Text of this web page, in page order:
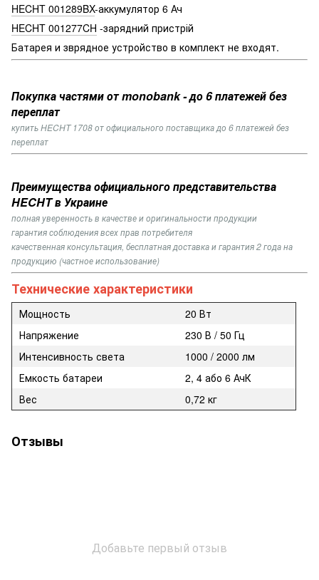
HECHT 001289BX-аккумулятор 6 Ач
HECHT 001277CH -зарядний пристрій
Батарея и зврядное устройство в комплект не входят.
Покупка частями от monobank - до 6 платежей без
переплат
купить HECHT 1708 от официального поставщика до 6 платежей без
переплат
Преимущества официального представительства
HECHT в Украине
полная уверенность в качестве и оригинальности продукции
гарантия соблюдения всех прав потребителя
качественная консультация, бесплатная доставка и гарантия 2 года на
продукцию (частное использование)
Технические характеристики
Мощность
20 Вт
Напряжение
230 В / 50 Гц
Интенсивность света
1000 / 2000 лм
Емкость батареи
2, 4 або 6 АчК
Вес
0,72 кг
Отзывы
Добавьте первый отзыв